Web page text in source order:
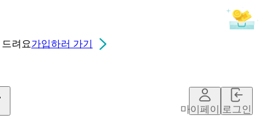
드려요가입하러 가기
마이페이지로그인